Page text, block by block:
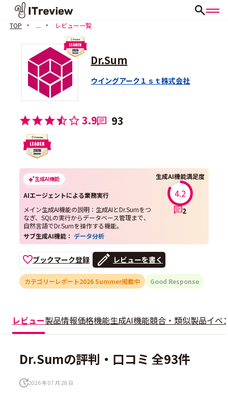
TOP ... レビュー一覧
Dr.Sum
ウイングアーク１ｓｔ株式会社
3.9 93
生成AI機能
AIエージェントによる業務実行
メイン生成AI機能の説明：生成AIとDr.Sumをつ
なぎ、SQLの実行からデータベース管理まで、
自然言語でDr.Sumを操作する機能。
生成AI機能満足度
4.2
2
サブ生成AI機能： データ分析
ブックマーク登録 レビューを書く
カテゴリーレポート2026 Summer掲載中 Good Response
レビュー製品情報価格機能生成AI機能競合・類似製品イベ
Dr.Sumの評判・口コミ 全93件
2026 年 07 月 28 日